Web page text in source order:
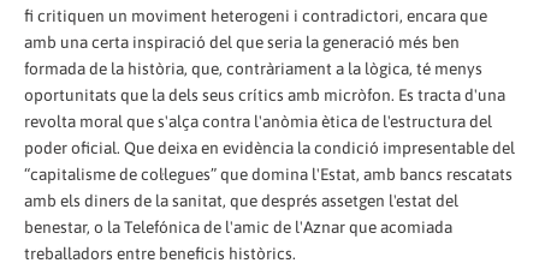
fi critiquen un moviment heterogeni i contradictori, encara que
amb una certa inspiració del que seria la generació més ben
formada de la història, que, contràriament a la lògica, té menys
oportunitats que la dels seus crítics amb micròfon. Es tracta d'una
revolta moral que s'alça contra l'anòmia ètica de l'estructura del
poder oficial. Que deixa en evidència la condició impresentable del
“capitalisme de col·legues” que domina l'Estat, amb bancs rescatats
amb els diners de la sanitat, que després assetgen l'estat del
benestar, o la Telefónica de l'amic de l'Aznar que acomiada
treballadors entre beneficis històrics.